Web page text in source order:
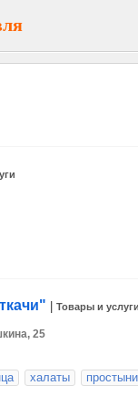
Товары и
25
халаты простыни